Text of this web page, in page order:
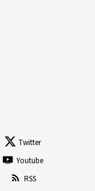
Twitter
Youtube
RSS